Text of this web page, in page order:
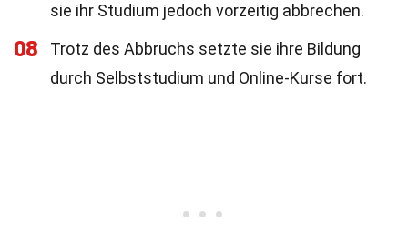
sie ihr Studium jedoch vorzeitig abbrechen.
08
Trotz des Abbruchs setzte sie ihre Bildung
durch Selbststudium und Online-Kurse fort.